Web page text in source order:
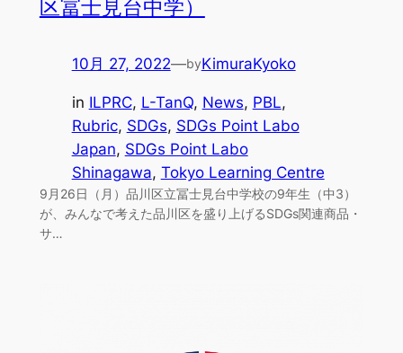
区冨士見台中学）
10月 27, 2022—byKimuraKyoko
in ILPRC, L-TanQ, News, PBL
Rubric, SDGs, SDGs Point Labo
Japan, SDGs Point Labo
Shinagawa, Tokyo Learning Centre
9月26日（月）品川区立冨士見台中学校の9年生（中3）
が、みんなで考えた品川区を盛り上げるSDGs関連商品・
サ…